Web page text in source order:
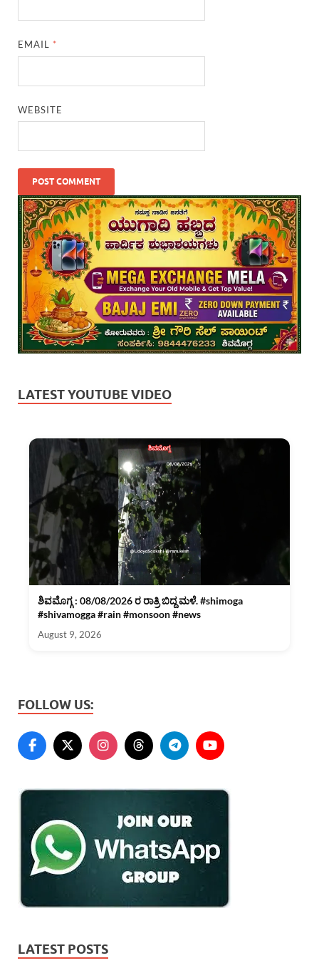
EMAIL *
WEBSITE
LATEST YOUTUBE VIDEO
ಶಿವಮೊಗ್ಗ : 08/08/2026 ರ ರಾತ್ರಿ ಬಿದ್ದ ಮಳೆ. #shimoga
#shivamogga #rain #monsoon #news
August 9, 2026
FOLLOW US:
LATEST POSTS